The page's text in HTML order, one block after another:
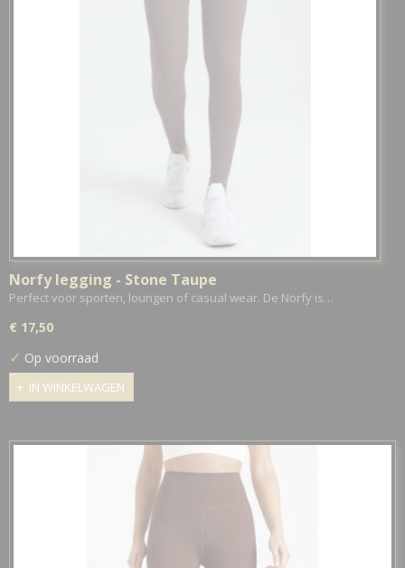
Norfy legging - Stone Taupe
Perfect voor sporten, loungen of casual wear. De Norfy is…
€ 17,50
✓ Op voorraad
IN WINKELWAGEN